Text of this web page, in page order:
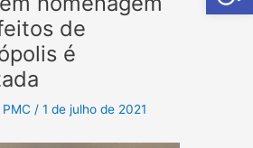
de
é
/1 de julho de 2021